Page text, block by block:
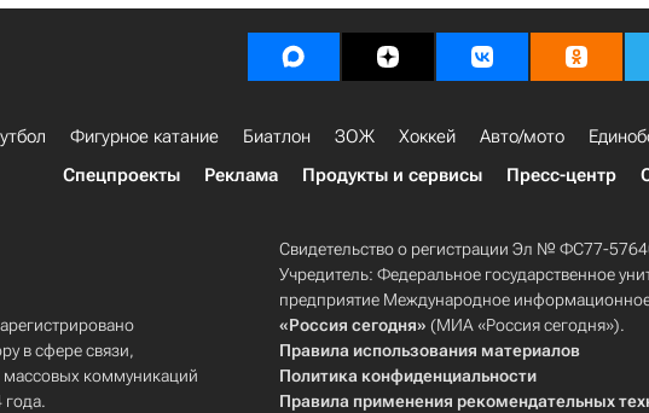
Фигурное катание Биатлон ЗОЖ Хоккей Авто/мото
Спецпроекты
Реклама Продукты и сервисы Пресс-центр
в сфере связи,
коммуникаций
Свидетельство о регистрации Эл № ФС77-
Учредитель: Федеральное государственное
предприятие Международное информационное
«Россия сегодня» (МИА «Россия сегодня»).
Правила использования материалов
Политика конфиденциальности
Правила применения рекомендательных